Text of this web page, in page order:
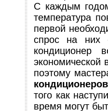
С каждым
температура
первой
спрос на них
кондиционер
экономической
поэтому
кондиционеров
того как
время могут